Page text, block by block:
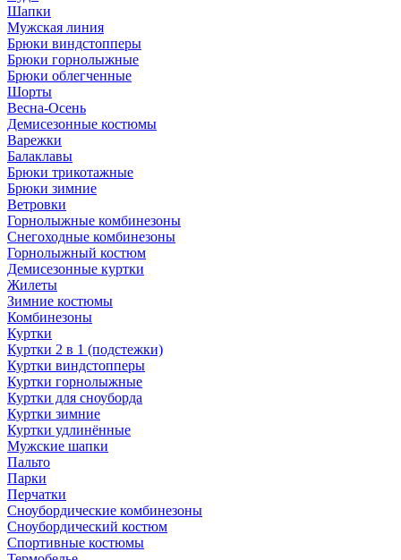
Шапки
Мужская линия
Брюки виндстопперы
Брюки горнолыжные
Брюки облегченные
Шорты
Весна-Осень
Демисезонные костюмы
Варежки
Балаклавы
Брюки трикотажные
Брюки зимние
Ветровки
Горнолыжные комбинезоны
Снегоходные комбинезоны
Горнолыжный костюм
Демисезонные куртки
Жилеты
Зимние костюмы
Комбинезоны
Куртки
Куртки 2 в 1 (подстежки)
Куртки виндстопперы
Куртки горнолыжные
Куртки для сноуборда
Куртки зимние
Куртки удлинённые
Мужские шапки
Пальто
Парки
Перчатки
Сноубордические комбинезоны
Сноубордический костюм
Спортивные костюмы